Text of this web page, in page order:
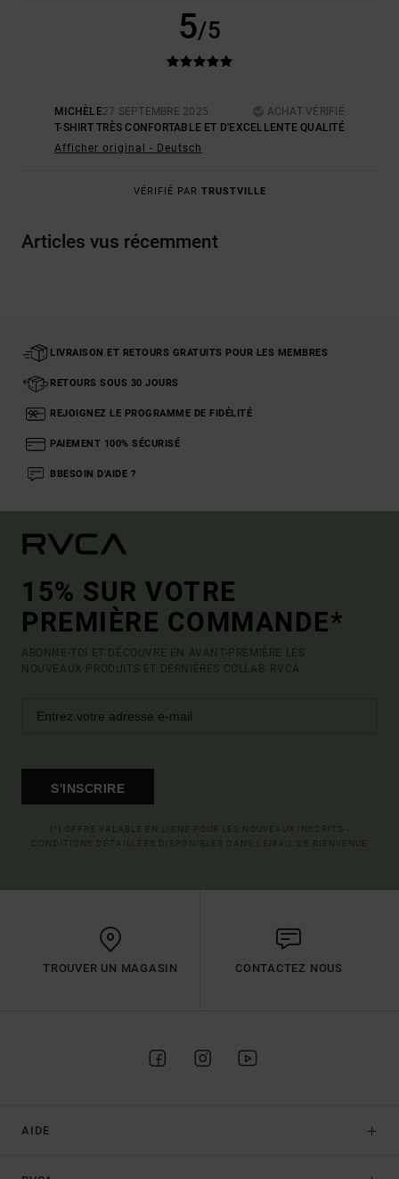
5/5
MICHÈLE27 SEPTEMBRE 2025
ACHAT VÉRIFIÉ
T-SHIRT TRÈS CONFORTABLE ET D'EXCELLENTE QUALITÉ
Afficher original - Deutsch
VÉRIFIÉ PAR TRUSTVILLE
Articles vus récemment
LIVRAISON ET RETOURS GRATUITS POUR LES MEMBRES
RETOURS SOUS 30 JOURS
REJOIGNEZ LE PROGRAMME DE FIDÉLITÉ
PAIEMENT 100% SÉCURISÉ
BBESOIN D'AIDE ?
15% SUR VOTRE
PREMIÈRE COMMANDE*
ABONNE-TOI ET DÉCOUVRE EN AVANT-PREMIÈRE LES
NOUVEAUX PRODUITS ET DERNIÈRES COLLAB' RVCA.
S'INSCRIRE
TROUVER UN MAGASIN CONTACTEZ NOUS
AIDE